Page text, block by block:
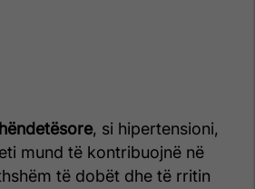
, si hipertensioni,
mund të kontribuojnë në
të dobët dhe të rritin